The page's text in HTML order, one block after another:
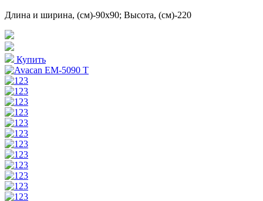
Длина и ширина, (см)-90x90; Высота, (см)-220
Купить